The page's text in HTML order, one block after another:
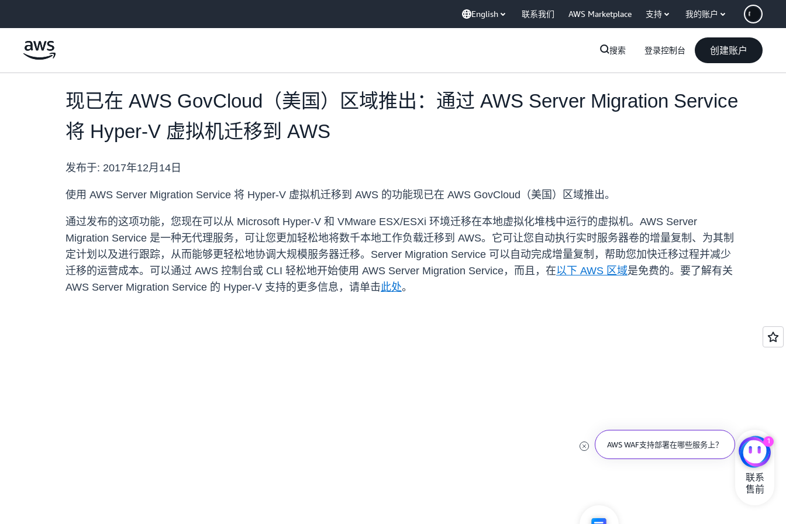
English 联系我们 AWS Marketplace 支持 我的账户
搜索 登录控制台 创建账户
现已在 AWS GovCloud（美国）区域推出：通过 AWS Server Migration Service
将 Hyper-V 虚拟机迁移到 AWS
发布于: 2017年12月14日
使用 AWS Server Migration Service 将 Hyper-V 虚拟机迁移到 AWS 的功能现已在 AWS GovCloud（美国）区域推出。
通过发布的这项功能，您现在可以从 Microsoft Hyper-V 和 VMware ESX/ESXi 环境迁移在本地虚拟化堆栈中运行的虚拟机。AWS Server
Migration Service 是一种无代理服务，可让您更加轻松地将数千本地工作负载迁移到 AWS。它可让您自动执行实时服务器卷的增量复制、为其制
定计划以及进行跟踪，从而能够更轻松地协调大规模服务器迁移。Server Migration Service 可以自动完成增量复制，帮助您加快迁移过程并减少
迁移的运营成本。可以通过 AWS 控制台或 CLI 轻松地开始使用 AWS Server Migration Service，而且，在以下 AWS 区域是免费的。要了解有关
AWS Server Migration Service 的 Hyper-V 支持的更多信息，请单击此处。
AWS WAF支持部署在哪些服务上？ 1
联系
售前